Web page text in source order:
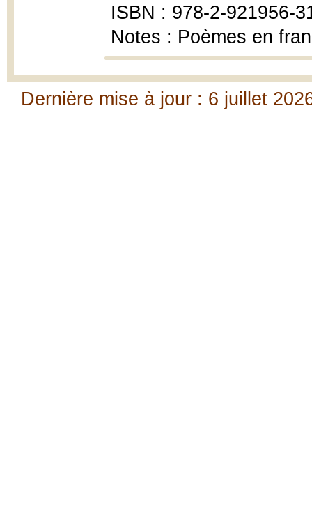
ISBN : 978-2-921956-
Notes : Poèmes en
Dernière mise à jour : 6 juillet